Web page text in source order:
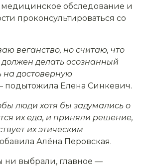
медицинское обследование и
проконсультироваться со
веганство, но считаю, что
делать осознанный
на достоверную
подытожила Елена Синкевич.
люди хотя бы задумались о
их еда, и приняли решение,
их этическим
Алёна Перовская.
ни выбрали, главное —